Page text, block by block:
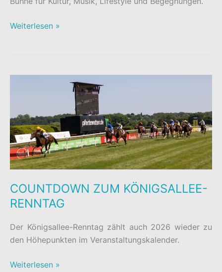
SOMMERPROGRAMM
Weiterlesen »
COUNTDOWN ZUM KÖNIGSALLEE-
RENNTAG
Der Königsallee-Renntag zählt auch 2026 wieder zu
den Höhepunkten im Veranstaltungskalender.
COUNTDOWN
Weiterlesen »